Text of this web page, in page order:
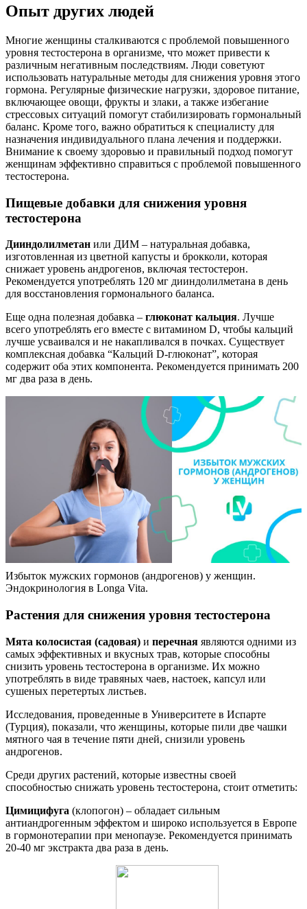
Опыт других людей
Многие женщины сталкиваются с проблемой повышенного
уровня тестостерона в организме, что может привести к
различным негативным последствиям. Люди советуют
использовать натуральные методы для снижения уровня этого
гормона. Регулярные физические нагрузки, здоровое питание,
включающее овощи, фрукты и злаки, а также избегание
стрессовых ситуаций помогут стабилизировать гормональный
баланс. Кроме того, важно обратиться к специалисту для
назначения индивидуального плана лечения и поддержки.
Внимание к своему здоровью и правильный подход помогут
женщинам эффективно справиться с проблемой повышенного
тестостерона.
Пищевые добавки для снижения уровня
тестостерона
Дииндолилметан или ДИМ – натуральная добавка,
изготовленная из цветной капусты и брокколи, которая
снижает уровень андрогенов, включая тестостерон.
Рекомендуется употреблять 120 мг дииндолилметана в день
для восстановления гормонального баланса.
Еще одна полезная добавка – глюконат кальция. Лучше
всего употреблять его вместе с витамином D, чтобы кальций
лучше усваивался и не накапливался в почках. Существует
комплексная добавка “Кальций D-глюконат”, которая
содержит оба этих компонента. Рекомендуется принимать 200
мг два раза в день.
Избыток мужских гормонов (андрогенов) у женщин.
Эндокринология в Longa Vita.
Растения для снижения уровня тестостерона
Мята колосистая (садовая) и перечная являются одними из
самых эффективных и вкусных трав, которые способны
снизить уровень тестостерона в организме. Их можно
употреблять в виде травяных чаев, настоек, капсул или
сушеных перетертых листьев.
Исследования, проведенные в Университете в Испарте
(Турция), показали, что женщины, которые пили две чашки
мятного чая в течение пяти дней, снизили уровень
андрогенов.
Среди других растений, которые известны своей
способностью снижать уровень тестостерона, стоит отметить:
Цимицифуга (клопогон) – обладает сильным
антиандрогенным эффектом и широко используется в Европе
в гормонотерапии при менопаузе. Рекомендуется принимать
20-40 мг экстракта два раза в день.